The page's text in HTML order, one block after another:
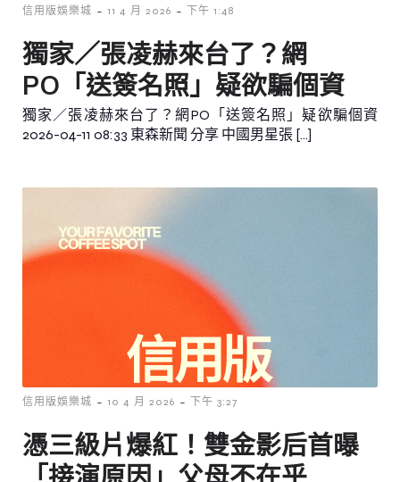
信用版娛樂城 - 11 4 月 2026 - 下午 1:48
獨家／張凌赫來台了？網
PO「送簽名照」疑欲騙個資
獨家／張凌赫來台了？網PO「送簽名照」疑欲騙個資
2026-04-11 08:33 東森新聞 分享 中國男星張 […]
信用版娛樂城 - 10 4 月 2026 - 下午 3:27
憑三級片爆紅！雙金影后首曝
「接演原因」父母不在乎